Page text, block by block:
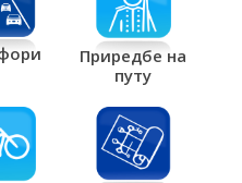
Приредбе на
путу